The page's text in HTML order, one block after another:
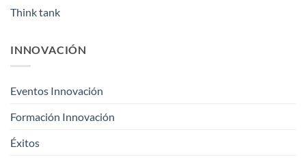
Think tank
INNOVACIÓN
Eventos Innovación
Formación Innovación
Éxitos